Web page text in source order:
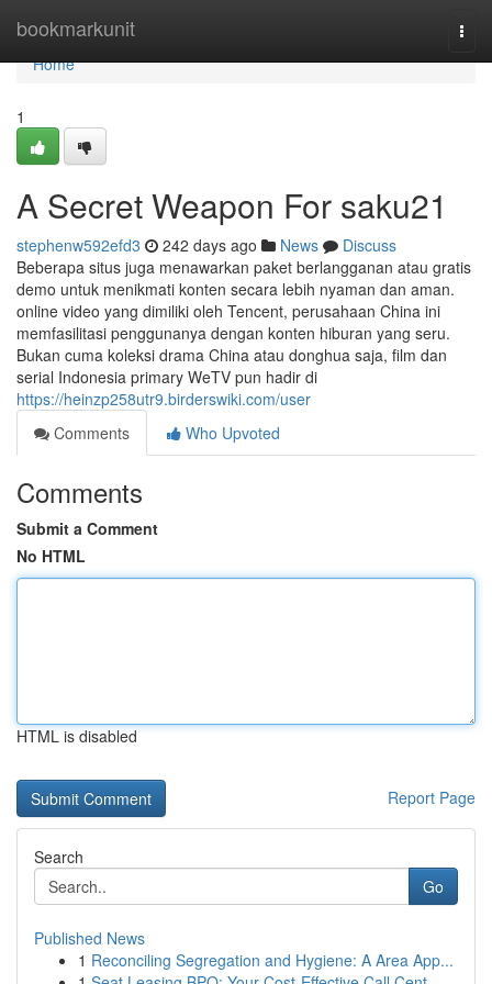
bookmarkunit
Home
Home
1
A Secret Weapon For saku21
stephenw592efd3 242 days ago News
Discuss
Beberapa situs juga menawarkan paket berlangganan atau gratis
demo untuk menikmati konten secara lebih nyaman dan aman.
online video yang dimiliki oleh Tencent, perusahaan China ini
memfasilitasi penggunanya dengan konten hiburan yang seru.
Bukan cuma koleksi drama China atau donghua saja, film dan
serial Indonesia primary WeTV pun hadir di
https://heinzp258utr9.birderswiki.com/user
Comments
Who Upvoted
Comments
Submit a Comment
No HTML
HTML is disabled
Report Page
Search
Go
Published News
1 Reconciling Segregation and Hygiene: A Area App...